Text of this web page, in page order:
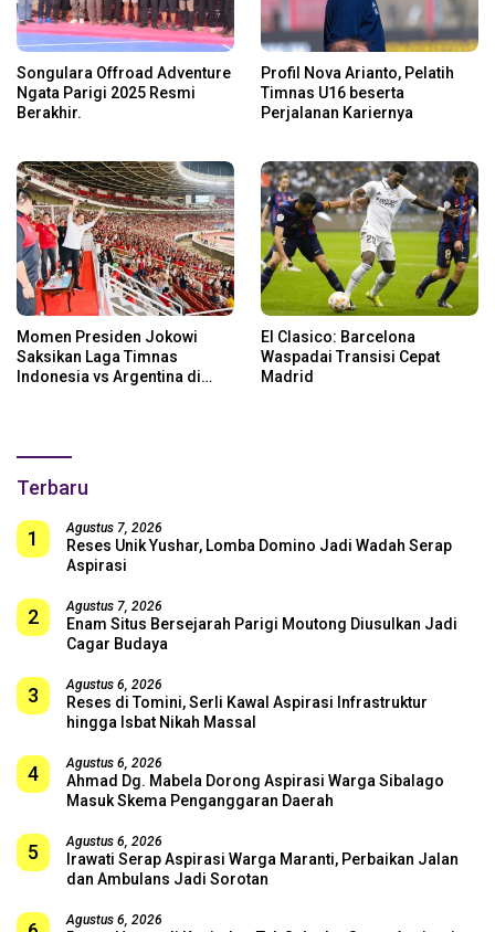
Songulara Offroad Adventure
Ngata Parigi 2025 Resmi
Berakhir.
Profil Nova Arianto, Pelatih
Timnas U16 beserta
Perjalanan Kariernya
Momen Presiden Jokowi
Saksikan Laga Timnas
Indonesia vs Argentina di
El Clasico: Barcelona
Waspadai Transisi Cepat
Madrid
Terbaru
1 Agustus 7, 2026
Reses Unik Yushar, Lomba Domino Jadi Wadah Serap
Aspirasi
2 Agustus 7, 2026
Enam Situs Bersejarah Parigi Moutong Diusulkan Jadi
Cagar Budaya
3 Agustus 6, 2026
Reses di Tomini, Serli Kawal Aspirasi Infrastruktur
hingga Isbat Nikah Massal
4 Agustus 6, 2026
Ahmad Dg. Mabela Dorong Aspirasi Warga Sibalago
Masuk Skema Penganggaran Daerah
5 Agustus 6, 2026
Irawati Serap Aspirasi Warga Maranti, Perbaikan Jalan
dan Ambulans Jadi Sorotan
Agustus 6, 2026